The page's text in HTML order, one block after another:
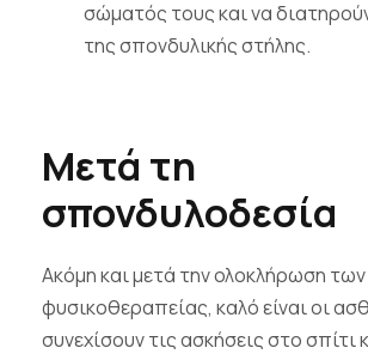
σώματός τους και να
της σπονδυλικής στήλης.
Μετά τη
σπονδυλοδεσία
Ακόμη και μετά την ολοκλήρωση
φυσικοθεραπείας, καλό είναι οι
συνεχίσουν τις ασκήσεις στο σπίτι